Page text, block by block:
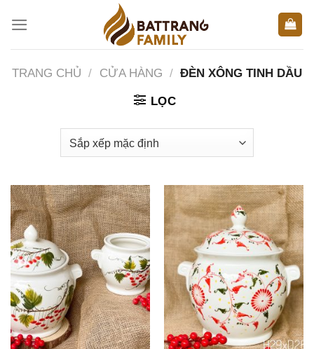
TRANG CHỦ / CỬA HÀNG / ĐÈN XÔNG TINH DẦU
LỌC